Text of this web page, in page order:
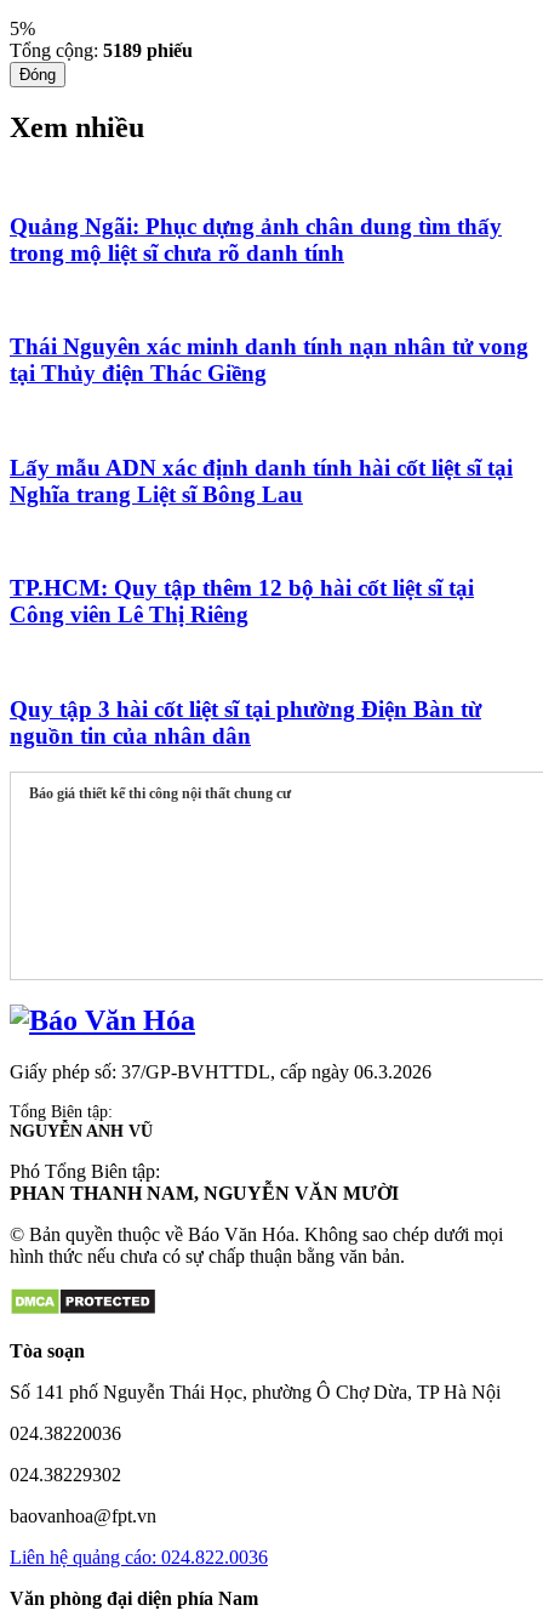
5%
Tổng cộng: 5189 phiếu
Đóng
Xem nhiều
Quảng Ngãi: Phục dựng ảnh chân dung tìm thấy
trong mộ liệt sĩ chưa rõ danh tính
Thái Nguyên xác minh danh tính nạn nhân tử vong
tại Thủy điện Thác Giềng
Lấy mẫu ADN xác định danh tính hài cốt liệt sĩ tại
Nghĩa trang Liệt sĩ Bông Lau
TP.HCM: Quy tập thêm 12 bộ hài cốt liệt sĩ tại
Công viên Lê Thị Riêng
Quy tập 3 hài cốt liệt sĩ tại phường Điện Bàn từ
nguồn tin của nhân dân
Báo giá thiết kế thi công nội thất chung cư
Giấy phép số: 37/GP-BVHTTDL, cấp ngày 06.3.2026
Tổng Biên tập:
NGUYỄN ANH VŨ
Phó Tổng Biên tập:
PHAN THANH NAM, NGUYỄN VĂN MƯỜI
© Bản quyền thuộc về Báo Văn Hóa. Không sao chép dưới mọi
hình thức nếu chưa có sự chấp thuận bằng văn bản.
Tòa soạn
Số 141 phố Nguyễn Thái Học, phường Ô Chợ Dừa, TP Hà Nội
024.38220036
024.38229302
baovanhoa@fpt.vn
Liên hệ quảng cáo: 024.822.0036
Văn phòng đại diện phía Nam